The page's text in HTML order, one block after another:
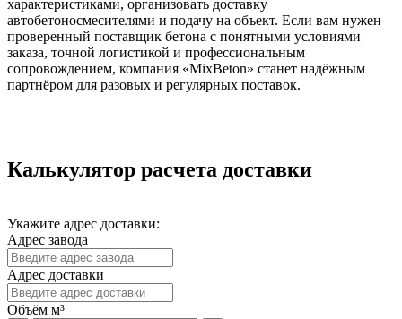
характеристиками, организовать доставку
автобетоносмесителями и подачу на объект. Если вам нужен
проверенный поставщик бетона с понятными условиями
заказа, точной логистикой и профессиональным
сопровождением, компания «MixBeton» станет надёжным
партнёром для разовых и регулярных поставок.
Калькулятор расчета доставки
Укажите адрес доставки:
Адрес завода
Адрес доставки
Объём м³